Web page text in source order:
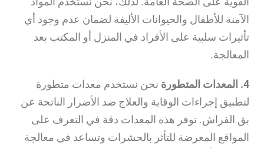
الآمنة للأطفال والحيوانات الأليفة لضمان عدم وجود أي
تأثيرات سلبية على الأفراد في المنزل أو المكتب بعد
المعالجة.
4. المعدات المتطورة
نحن نستخدم معدات متطورة
لتطبيق إجراءات الوقاية والعلاج ضد الأضرار الناتجة عن
بق الفراش. توفر هذه المعدات دقة في التعرف على
المواقع المعرضة للتأثر بالحشرات وتساعد في معالجة